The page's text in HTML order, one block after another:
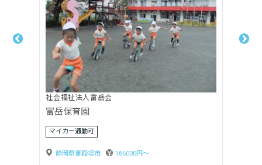
社会福祉法人嬰育会
月坂保育園
賞与3ヶ月以上
静岡県島田市